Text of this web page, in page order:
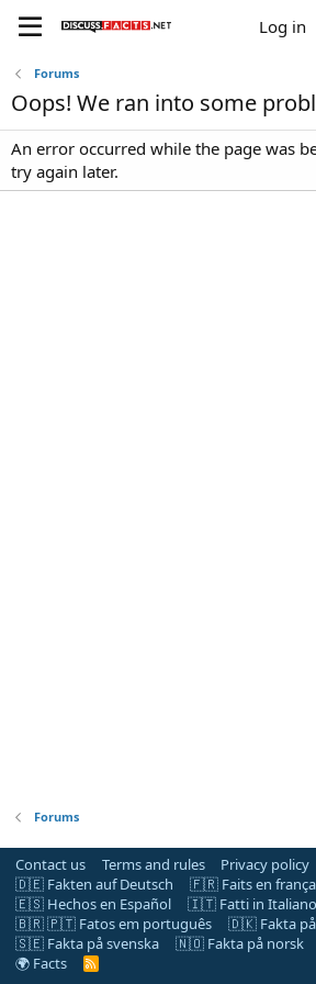
Log in
Forums
Oops! We ran into some
An error occurred while the page was
try again later.
Forums
Contact us Terms and rules Privacy policy
🇩🇪 Fakten auf Deutsch
🇫🇷 Faits en
🇪🇸 Hechos en Español
🇮🇹 Fatti in Italiano
🇧🇷 🇵🇹 Fatos em português
🇩🇰 Fakta på
🇸🇪 Fakta på svenska
🇳🇴 Fakta på norsk
🌍 Facts
R